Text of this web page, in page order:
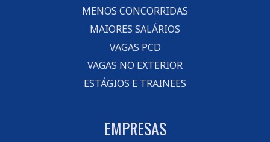
MENOS CONCORRIDAS
MAIORES SALÁRIOS
VAGAS PCD
VAGAS NO EXTERIOR
ESTÁGIOS E TRAINEES
EMPRESAS